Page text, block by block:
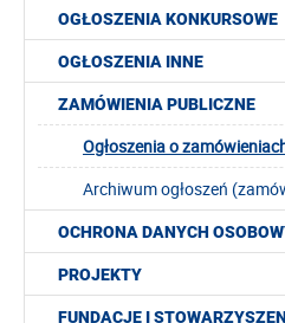
OGŁOSZENIA KONKURSOWE
OGŁOSZENIA INNE
ZAMÓWIENIA PUBLICZNE
Ogłoszenia o
Archiwum ogłoszeń
OCHRONA DANYCH
PROJEKTY
FUNDACJE I